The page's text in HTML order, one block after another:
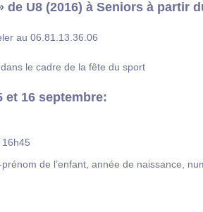
U8 (2016) à Seniors à partir
au 06.81.13.36.06
le cadre de la fête du sport
et 16 septembre:
de l’enfant, année de naissance,